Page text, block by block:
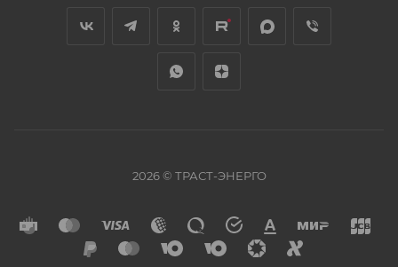
2026 © ТРАСТ-ЭНЕРГО